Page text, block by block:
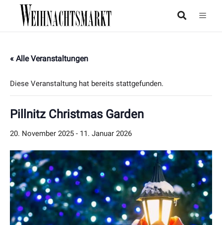
« Alle Veranstaltungen
Diese Veranstaltung hat bereits stattgefunden.
Pillnitz Christmas Garden
20. November 2025 - 11. Januar 2026